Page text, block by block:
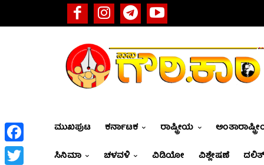
ಮುಖಪುಟ ಕರ್ನಾಟಕ ರಾಷ್ಟ್ರೀಯ
ಸಿನಿಮಾ
ಚಳವಳಿ ವಿಡಿಯೋ ವಿಶ್ಲೇಷಣೆ ದಲಿತ್
Facebook